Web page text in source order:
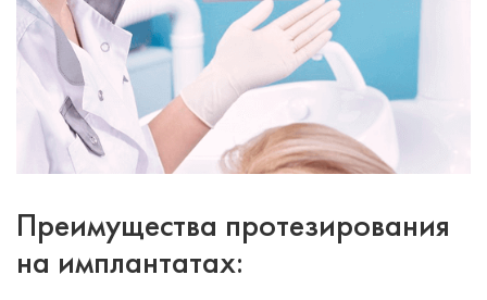
Преимущества протезирования
на имплантатах: